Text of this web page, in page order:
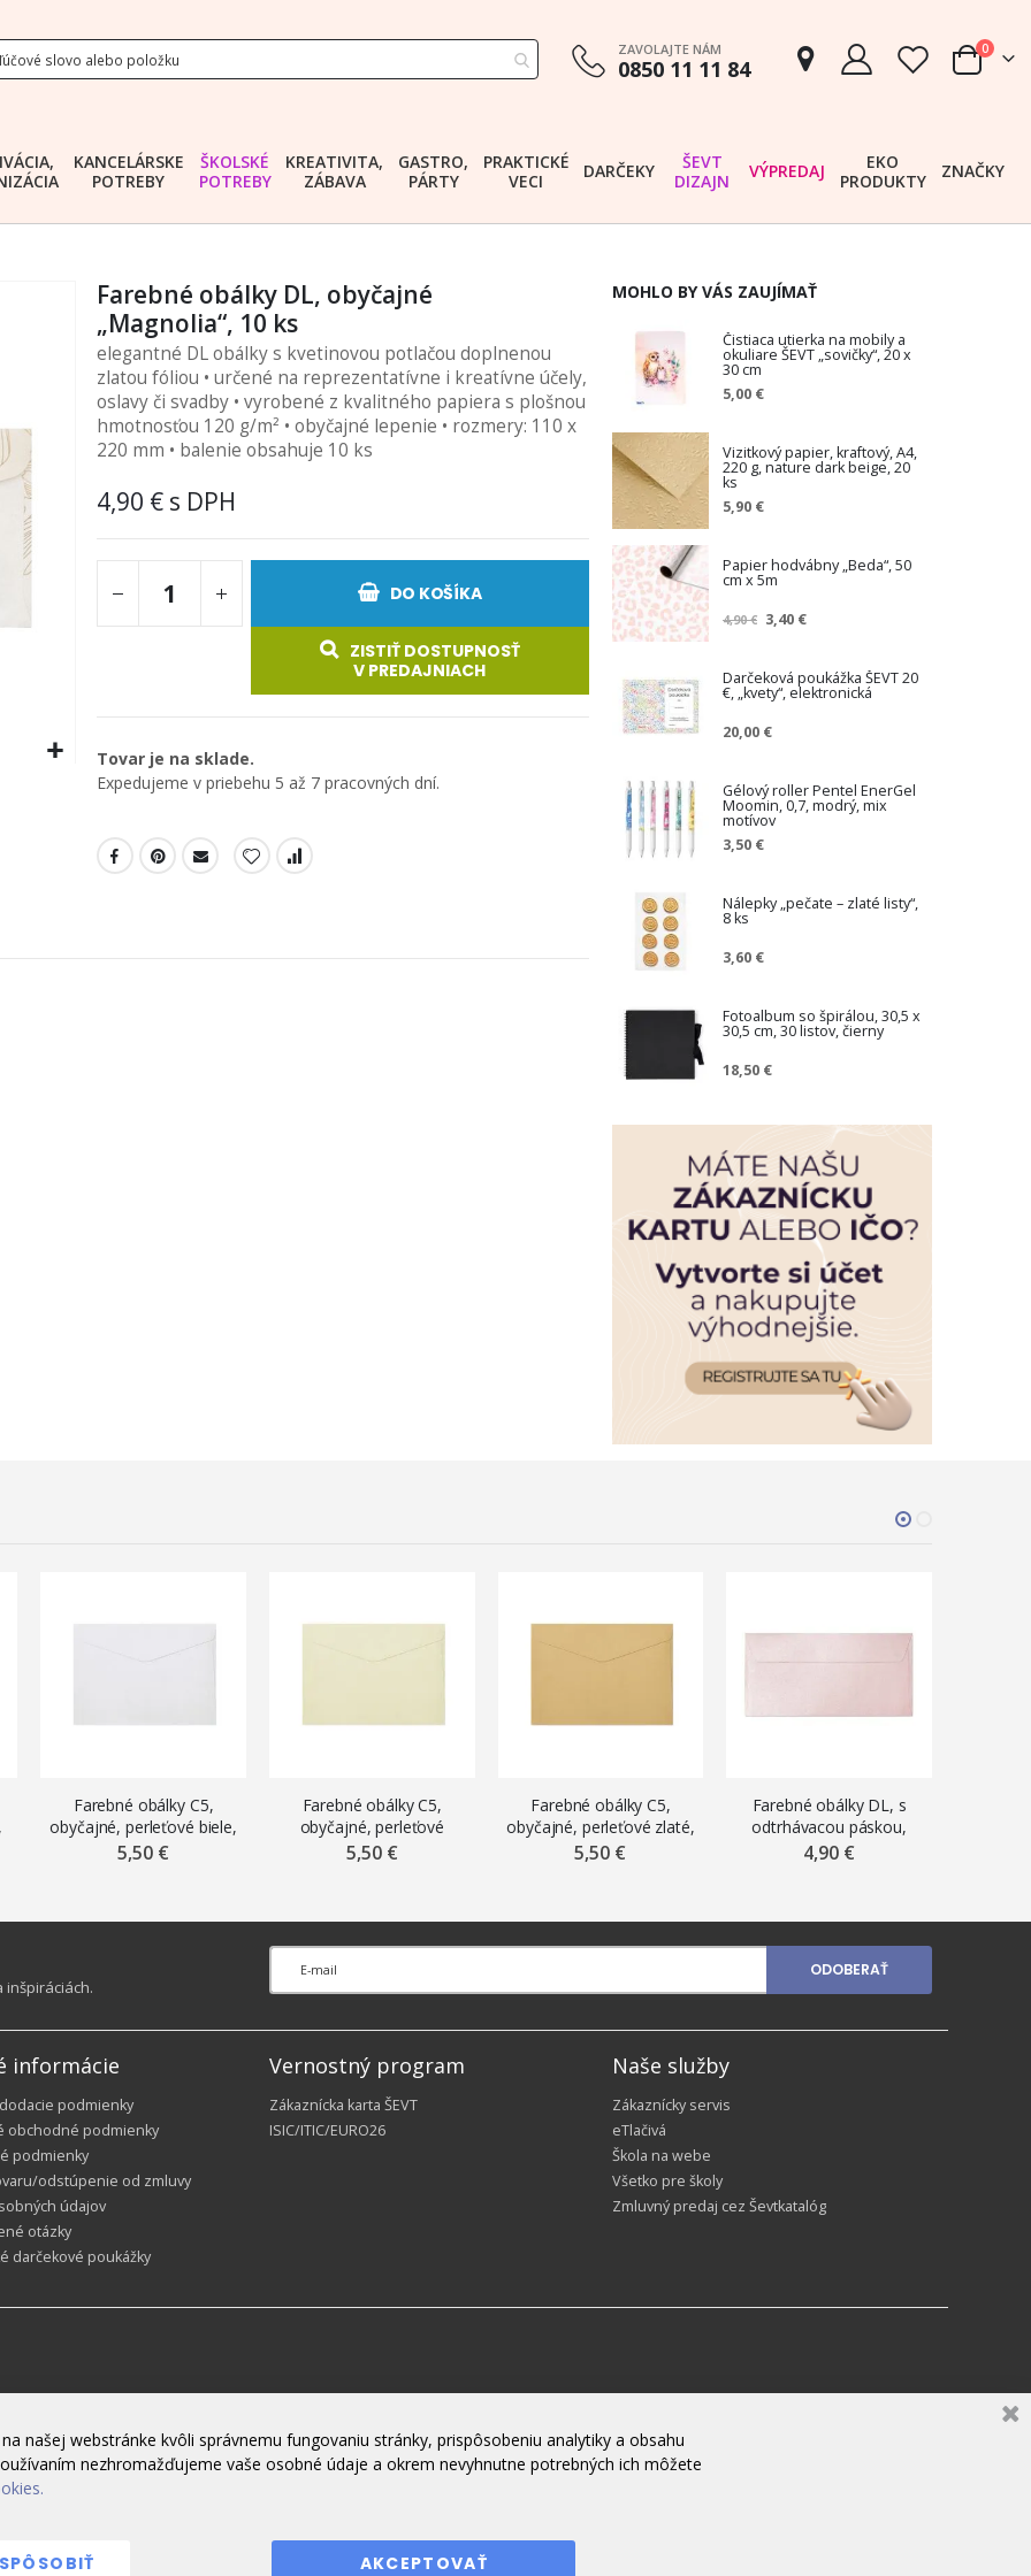
ZAVOLAJTE NÁM
0850 11 11 84 Cart
0
KANCELÁRSKE
POTREBY
ŠKOLSKÉ
POTREBY
KREATIVITA,
ZÁBAVA
GASTRO,
PÁRTY
PRAKTICKÉ
VECI
DARČEKY
ŠEVT
DIZAJN
VÝPREDAJ
EKO
PRODUKTY
ZNAČKY
Farebné obálky DL, obyčajné
„Magnolia“, 10 ks
elegantné DL obálky s kvetinovou potlačou doplnenou
zlatou fóliou • určené na reprezentatívne i kreatívne účely,
oslavy či svadby • vyrobené z kvalitného papiera s plošnou
hmotnosťou 120 g/m² • obyčajné lepenie • rozmery: 110 x
220 mm • balenie obsahuje 10 ks
4,90 €
DO KOŠÍKA
ZISTIŤ DOSTUPNOSŤ
V PREDAJNIACH
Tovar je na sklade.
Expedujeme v priebehu 5 až 7 pracovných dní.
MOHLO BY VÁS ZAUJÍMAŤ
Čistiaca utierka na mobily a
okuliare ŠEVT „sovičky“, 20 x
30 cm
5,00 €
Vizitkový papier, kraftový, A4,
220 g, nature dark beige, 20
ks
5,90 €
Papier hodvábny „Beda“, 50
cm x 5m
4,90 €
Z
ž
e
á
n
a
3,40 €
Darčeková poukážka ŠEVT 20
€, „kvety“, elektronická
20,00 €
Gélový roller Pentel EnerGel
Moomin, 0,7, modrý, mix
motívov
3,50 €
Nálepky „pečate – zlaté listy“,
8 ks
3,60 €
Fotoalbum so špirálou, 30,5 x
30,5 cm, 30 listov, čierny
18,50 €
Farebné obálky C5,
obyčajné, perleťové biele,
10 ks
5,50 €
Farebné obálky C5,
obyčajné, perleťové
krémové, 10 ks
5,50 €
Farebné obálky C5,
obyčajné, perleťové zlaté,
10 ks
5,50 €
Farebné obálky DL, s
odtrhávacou páskou,
perleťové ružové, 10 ks
4,90 €
ODOBERAŤ
informácie
podmienky
obchodné podmienky
podmienky
odstúpenie od zmluvy
údajov
otázky
darčekové poukážky
Vernostný program
Zákaznícka karta ŠEVT
ISIC/ITIC/EURO26
Naše služby
Zákaznícky servis
eTlačivá
Škola na webe
Všetko pre školy
Zmluvný predaj cez Ševtkatalóg
našej webstránke kvôli správnemu fungovaniu stránky, prispôsobeniu analytiky a obsahu
nezhromažďujeme vaše osobné údaje a okrem nevyhnutne potrebných ich môžete
AKCEPTOVAŤ